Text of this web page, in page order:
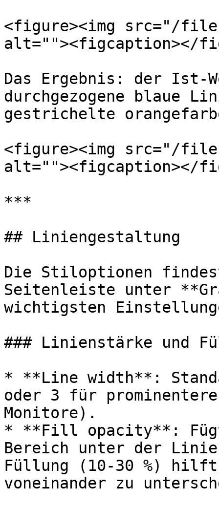
<figure><img src="/
alt=""><figcaption></
Das Ergebnis: der Ist-
durchgezogene blaue
gestrichelte
<figure><img src="/files/
alt=""><figcaption></
***
## Liniengestaltung
Die Stiloptionen
Seitenleiste unter
wichtigsten
### Linienstärke und
* **Line width**:
oder 3 für
Monitore).
* **Fill opacity**:
Bereich unter der
Füllung (10-30 %)
voneinander zu